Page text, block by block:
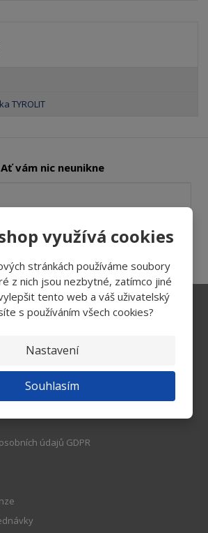
využívá cookies
stránkách používáme soubory
z nich jsou nezbytné, zatímco jiné
tento web a váš uživatelský
s používáním všech cookies?
Nastavení
Souhlasím
TYROLIT
Ať vám nic neunikne
Přihlásit
údajů GDPR